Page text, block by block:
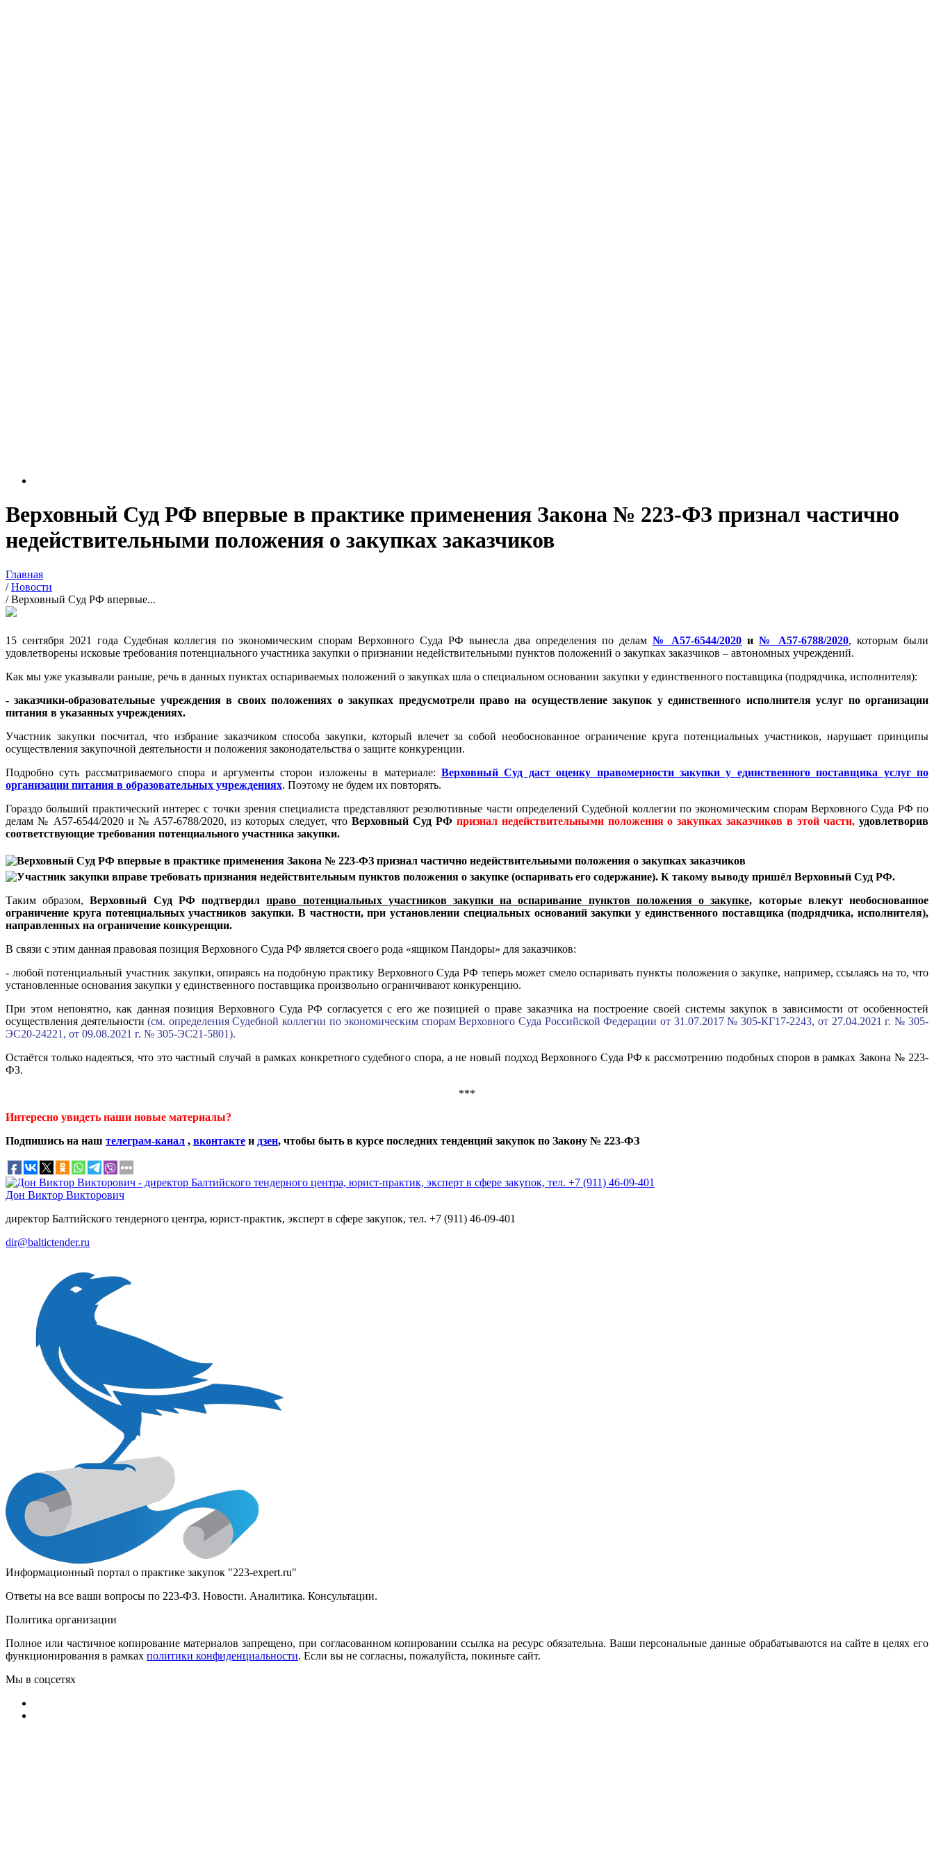
Верховный Суд РФ впервые в практике применения Закона № 223-ФЗ признал частично
недействительными положения о закупках заказчиков
Главная
/ Новости
/ Верховный Суд РФ впервые...
15 сентября 2021 года Судебная коллегия по экономическим спорам Верховного Суда РФ вынесла два определения по делам № А57-6544/2020 и№ А57-6788/2020, которым были
удовлетворены исковые требования потенциального участника закупки о признании недействительными пунктов положений о закупках заказчиков – автономных учреждений.
Как мы уже указывали раньше, речь в данных пунктах оспариваемых положений о закупках шла о специальном основании закупки у единственного поставщика (подрядчика, исполнителя):
- заказчики-образовательные учреждения в своих положениях о закупках предусмотрели право на осуществление закупок у единственного исполнителя услуг по организации
питания в указанных учреждениях.
Участник закупки посчитал, что избрание заказчиком способа закупки, который влечет за собой необоснованное ограничение круга потенциальных участников, нарушает принципы
осуществления закупочной деятельности и положения законодательства о защите конкуренции.
Подробно суть рассматриваемого спора и аргументы сторон изложены в материале: Верховный Суд даст оценку правомерности закупки у единственного поставщика услуг по
организации питания в образовательных учреждениях. Поэтому не будем их повторять.
Гораздо больший практический интерес с точки зрения специалиста представляют резолютивные части определений Судебной коллегии по экономическим спорам Верховного Суда РФ по
делам № А57-6544/2020 и № А57-6788/2020, из которых следует, что Верховный Суд РФ признал недействительными положения о закупках заказчиков в этой части, удовлетворив
соответствующие требования потенциального участника закупки.
Таким образом,Верховный Суд РФ подтвердилправо потенциальных участников закупки на оспаривание пунктов положения о закупке, которые влекут необоснованное
ограничение круга потенциальных участников закупки. В частности, при установлении специальных оснований закупки у единственного поставщика (подрядчика, исполнителя),
направленных на ограничение конкуренции.
В связи с этим данная правовая позиция Верховного Суда РФ является своего рода «ящиком Пандоры» для заказчиков:
- любой потенциальный участник закупки, опираясь на подобную практику Верховного Суда РФ теперь может смело оспаривать пункты положения о закупке, например, ссылаясь на то, что
установленные основания закупки у единственного поставщика произвольно ограничивают конкуренцию.
При этом непонятно, как данная позиция Верховного Суда РФ согласуется с его же позицией о праве заказчика на построение своей системы закупок в зависимости от особенностей
осуществления деятельности (см. определения Судебной коллегии по экономическим спорам Верховного Суда Российской Федерации от 31.07.2017 № 305-КГ17-2243, от 27.04.2021 г. № 305-
ЭС20-24221, от 09.08.2021 г. № 305-ЭС21-5801).
Остаётся только надеяться, что это частный случай в рамках конкретного судебного спора, а не новый подход Верховного Суда РФ к рассмотрению подобных споров в рамках Закона № 223-
ФЗ.
***
Интересно увидеть наши новые материалы?
Подпишись на наш телеграм-канал , вконтакте и дзен, чтобы быть в курсе последних тенденций закупок по Закону № 223-ФЗ
Дон Виктор Викторович
директор Балтийского тендерного центра, юрист-практик, эксперт в сфере закупок, тел. +7 (911) 46-09-401
dir@baltictender.ru
Информационный портал о практике закупок "223-expert.ru"
Ответы на все ваши вопросы по 223-ФЗ. Новости. Аналитика. Консультации.
Политика организации
Полное или частичное копирование материалов запрещено, при согласованном копировании ссылка на ресурс обязательна. Ваши персональные данные обрабатываются на сайте в целях его
функционирования в рамках политики конфиденциальности. Если вы не согласны, пожалуйста, покиньте сайт.
Мы в соцсетях